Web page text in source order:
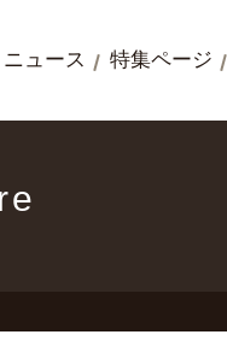
ニュース 特集ページ